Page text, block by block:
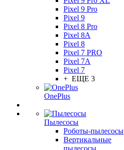
Pixel 9 Pro
Pixel 9
Pixel 8 Pro
Pixel 8A
Pixel 8
Pixel 7 PRO
Pixel 7A
Pixel 7
+ ЕЩЕ 3
OnePlus
Пылесосы
Роботы-пылесосы
Вертикальные
пылесосы